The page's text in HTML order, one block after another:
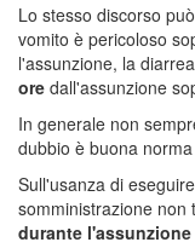
Lo stesso discorso
vomito è pericoloso
l'assunzione, la
ore dall'assunzione
In generale non
dubbio è buona
Sull'usanza di
somministrazione non
durante